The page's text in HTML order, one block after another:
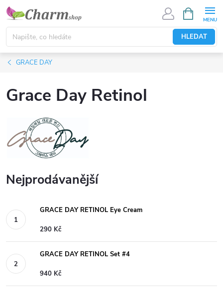
Přejít
obsah
HLEDAT
NÁKUPNÍ
KOŠÍK
GRACE DAY
Grace Day Retinol
Nejprodávanější
GRACE DAY RETINOL Eye Cream
290 Kč
GRACE DAY RETINOL Set #4
940 Kč